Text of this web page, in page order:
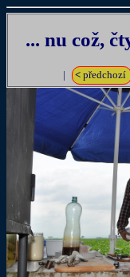
... nu což,
<předchozí